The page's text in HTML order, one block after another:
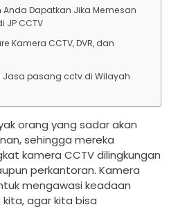
Anda Dapatkan Jika Memesan
JP CCTV
Kamera CCTV, DVR, dan
Jasa pasang cctv di Wilayah
orang yang sadar akan
sehingga mereka
kamera CCTV dilingkungan
perkantoran. Kamera
mengawasi keadaan
agar kita bisa